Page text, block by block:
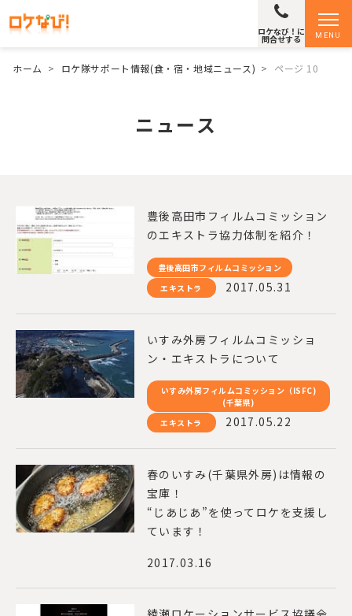
MENU
ロケなび！に
問合せする
ホーム > ロケ隊サポート情報(食・宿・地域ニュース) > ページ 10
ニュース
豊後高田市フィルムコミッション
のエキストラ協力体制を紹介！
豊後高田市フィルムコミッション
エキストラ
2017.05.31
いすみ外房フィルムコミッショ
ン・エキストラについて
いすみ外房フィルムコミッション（ISFC)
(千葉県)
エキストラ
2017.05.22
春のいすみ(千葉県外房)は情報の
宝庫！
“じあじあ”を使ってロケを支援し
ています！
2017.03.16